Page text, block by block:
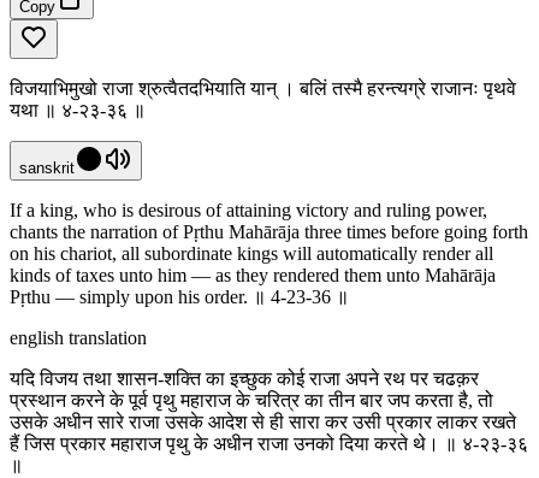
Copy
विजयाभिमुखो राजा श्रुत्वैतदभियाति यान् । बलिं तस्मै हरन्त्यग्रे राजानः पृथवे
यथा ॥ ४-२३-३६ ॥
sanskrit
If a king, who is desirous of attaining victory and ruling power,
chants the narration of Pṛthu Mahārāja three times before going forth
on his chariot, all subordinate kings will automatically render all
kinds of taxes unto him — as they rendered them unto Mahārāja
Pṛthu — simply upon his order. ॥ 4-23-36 ॥
english translation
यदि विजय तथा शासन-शक्ति का इच्छुक कोई राजा अपने रथ पर चढक़र
प्रस्थान करने के पूर्व पृथु महाराज के चरित्र का तीन बार जप करता है, तो
उसके अधीन सारे राजा उसके आदेश से ही सारा कर उसी प्रकार लाकर रखते
हैं जिस प्रकार महाराज पृथु के अधीन राजा उनको दिया करते थे। ॥ ४-२३-३६
॥